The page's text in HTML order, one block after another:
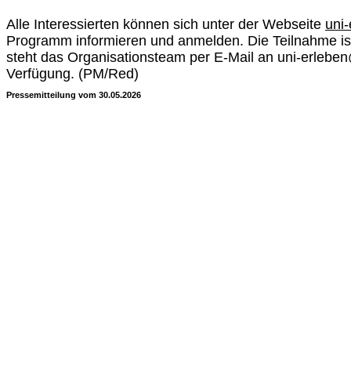
Alle Interessierten können sich unter der Webseite
Programm informieren und anmelden. Die Teilnahme
steht das Organisationsteam per E-Mail an uni-
Verfügung. (PM/Red)
Pressemitteilung vom 30.05.2026